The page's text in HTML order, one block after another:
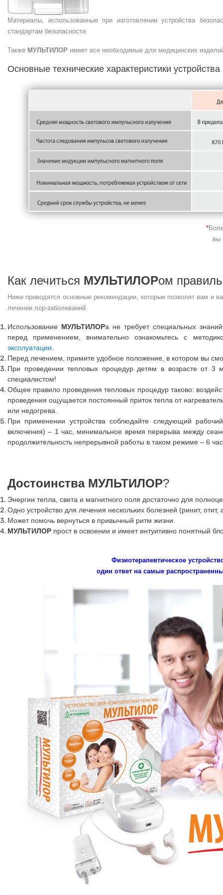
Материалы, использованные при изготовлении устройства
стандартам безопасности.
Также МУЛЬТИЛОР имеет все необходимые для медицинских
Основные технические характеристики устройства
*
вы
Как лечиться МУЛЬТИЛОРом
Ниже приводятся основные рекомендации, которые позволят вам и
лечении лор-заболеваний.
Использование МУЛЬТИЛОРа не требует специальных
перед применением, внимательно ознакомьтесь с
эксплуатации.
Перед лечением, примите удобное положение, в котором вы
При проведении тепловых процедур детям в возрасте от 3
специалистом!
Общее правило проведения тепловых процедур таково:
проведения ощущается постоянный приток тепла от
или недогрева.
При применении устройства соблюдайте следующий
включения) – 1 час, минимальное время перерыва между
продолжительность непрерывной работы в таком режиме – 6
Достоинства МУЛЬТИЛОР?
Энергии тепла, света и магнитного поля достаточно для
Одно устройство для лечения нескольких болезней (ринит,
Может помочь вернуться в привычный ритм жизни.
МУЛЬТИЛОР прост в освоении и имеет интуитивно понятный
Физиотерапевтическое
один ответ на самые